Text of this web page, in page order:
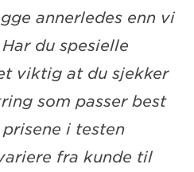
annerledes enn vi
du spesielle
viktig at du sjekker
som passer best
i testen
fra kunde til